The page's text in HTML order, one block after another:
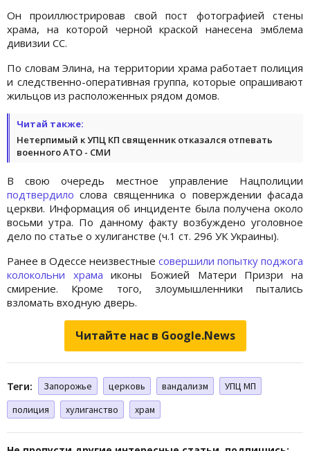
Он проиллюстрировав свой пост фотографией стены
храма, на которой черной краской нанесена эмблема
дивизии СС.
По словам Элина, на территории храма работает полиция
и следственно-оперативная группа, которые опрашивают
жильцов из расположенных рядом домов.
Читай также:
Нетерпимый к УПЦ КП священник отказался отпевать
военного АТО - СМИ
В свою очередь местное управление Нацполиции
подтвердило слова священника о поверждении фасада
церкви. Информация об инциденте была получена около
восьми утра. По данному факту возбуждено уголовное
дело по статье о хулиганстве (ч.1 ст. 296 УК Украины).
Ранее в Одессе неизвестные совершили попытку поджога
колокольни храмаиконы Божией Матери Призри на
смирение. Кроме того, злоумышленники пытались
взломать входную дверь.
Читайте нас в Google.News
Теги: Запорожье церковь вандализм
УПЦ МП
полиция
хулиганство храм